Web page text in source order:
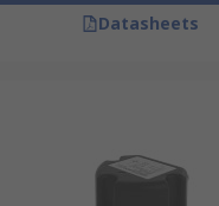
Datasheets